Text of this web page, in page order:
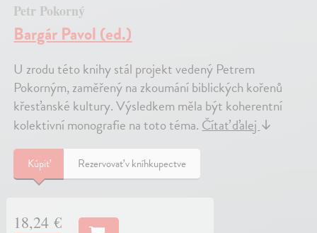
Petr Pokorný
Bargár Pavol (ed.)
U zrodu této knihy stál projekt vedený Petrem
Pokorným, zaměřený na zkoumání biblických kořenů
křesťanské kultury. Výsledkem měla být koherentní
kolektivní monografie na toto téma. Čítať ďalej ↓
Kúpiť Rezervovať v kníhkupectve
18,24 €